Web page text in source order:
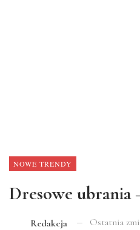
NOWE TRENDY
Dresowe ubrania
Redakcja Ostatnia